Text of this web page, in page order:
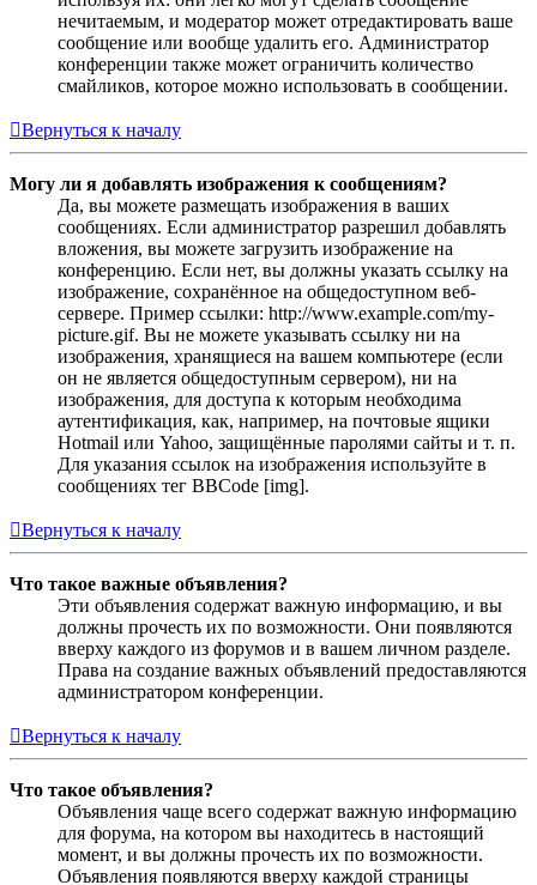
нечитаемым, и модератор может отредактировать ваше
сообщение или вообще удалить его. Администратор
конференции также может ограничить количество
смайликов, которое можно использовать в сообщении.
Вернуться к началу
Могу ли я добавлять изображения к сообщениям?
Да, вы можете размещать изображения в ваших
сообщениях. Если администратор разрешил добавлять
вложения, вы можете загрузить изображение на
конференцию. Если нет, вы должны указать ссылку на
изображение, сохранённое на общедоступном веб-
сервере. Пример ссылки: http://www.example.com/my-
picture.gif. Вы не можете указывать ссылку ни на
изображения, хранящиеся на вашем компьютере (если
он не является общедоступным сервером), ни на
изображения, для доступа к которым необходима
аутентификация, как, например, на почтовые ящики
Hotmail или Yahoo, защищённые паролями сайты и т. п.
Для указания ссылок на изображения используйте в
сообщениях тег BBCode [img].
Вернуться к началу
Что такое важные объявления?
Эти объявления содержат важную информацию, и вы
должны прочесть их по возможности. Они появляются
вверху каждого из форумов и в вашем личном разделе.
Права на создание важных объявлений предоставляются
администратором конференции.
Вернуться к началу
Что такое объявления?
Объявления чаще всего содержат важную информацию
для форума, на котором вы находитесь в настоящий
момент, и вы должны прочесть их по возможности.
Объявления появляются вверху каждой страницы